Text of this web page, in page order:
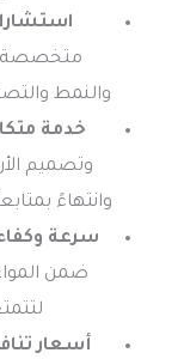
متخصصة
والنمط
خدمة
وتصميم
وانتهاءً
سرعة
ضمن
أسعار